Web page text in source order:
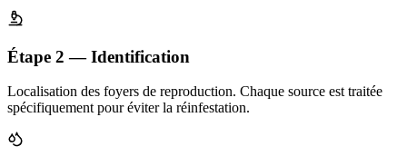
Étape 2 — Identification
Localisation des foyers de reproduction. Chaque source est traitée
spécifiquement pour éviter la réinfestation.